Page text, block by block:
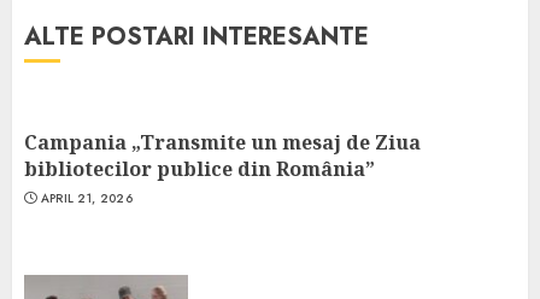
ALTE POSTARI INTERESANTE
Campania „Transmite un mesaj de Ziua
bibliotecilor publice din România”
APRIL 21, 2026